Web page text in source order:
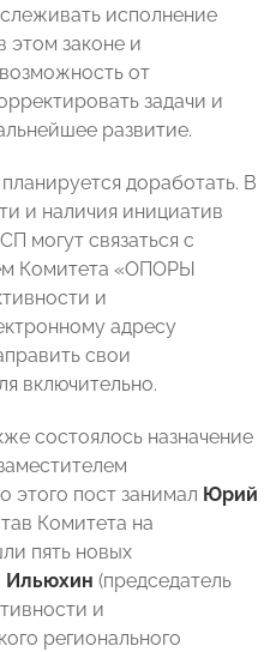
исполнение
этом законе и
от
задачи и
развитие.
доработать. В
и наличия инициатив
могут связаться с
Комитета «ОПОРЫ
и
адресу
свои
включительно.
состоялось назначение
этого пост занимал Юрий
Комитета на
пять новых
Ильюхин (председатель
и
регионального